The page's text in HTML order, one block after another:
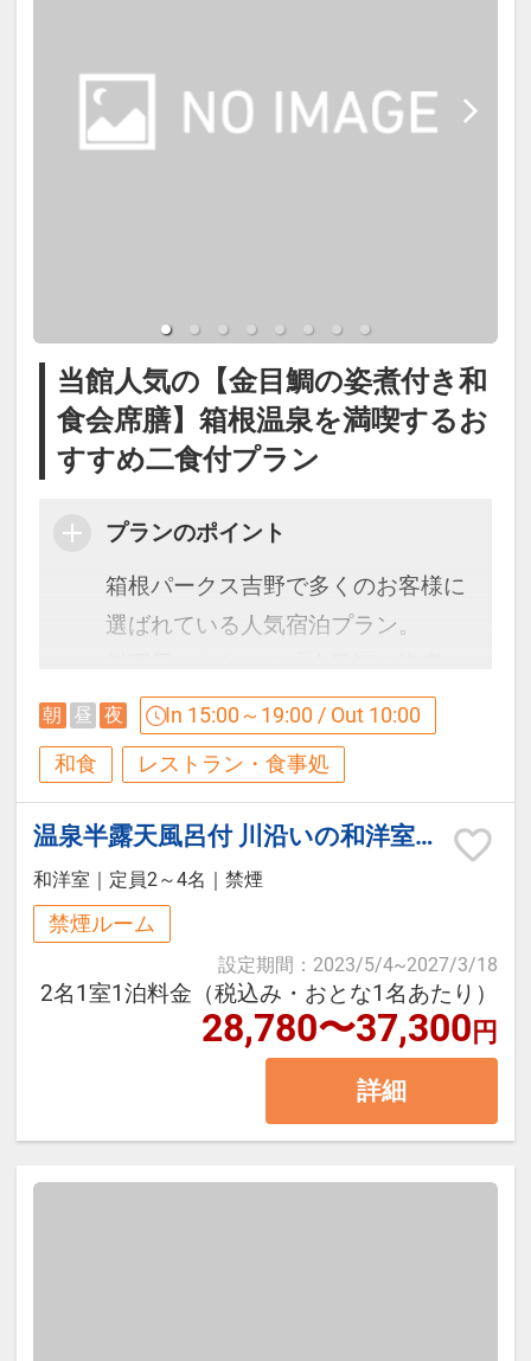
箱根湯本温泉で、季節の味覚と温泉
を楽しむ王道の一泊二食付きステイ
をお楽しみください。
しゃる場合、ご年齢を教えて下さ
い｡2-0歳添寝の方無料につき人数含
めず備考欄に年齢と人数(例:2歳ｘ1
名)をお願いします
【大浴場・展望露天風呂】
湯本1号泉を含む3本の源泉を使用し
展望露天風呂では箱根の自然を感じ
ながら、ご滞在中何度でも温泉をお
楽しみいただけます。
お風呂付き客室をご予約の場合はお
部屋でも同成分の温泉をご利用可能
です。
【貸切露天風呂】
5階SPAゾーン貸切風呂『雲』『星』
利用時間：15:30～22:30（60分/1
回）
料金：3，300円（税込）
※当日フロント受付（事前予約不
可）
┏┏┏ 周辺観光 ┏┏┏
・玉簾の滝（徒歩約3分）
・箱根彫刻の森美術館（車約20分）
・箱根小涌園ユネッサン（車約25
分）
料理長が一品一品丁寧に仕上げる季
節替わりの献立をお楽しみくださ
立。4泊目は初日と同じものとなり
ます。
※仕入れ状況により内容が変わる
場合がございます。
す。
オープンキッチンが自慢のダイニン
グにて
和洋バイキングをご用意しておりま
す。
■営業時間：7:00～9:00（最終入場
【お食事対応について】
ベジタリアン・ハラル・コーシャ
当館人気の【金目鯛の姿煮付き和
食会席膳】箱根温泉を満喫するお
すすめ二食付プラン
プランのポイント
箱根パークス吉野で多くのお客様に
選ばれている人気宿泊プラン。
料理長こだわりの「金目鯛の姿煮」
を添えた和食会席膳をご用意いたし
ます。
ふっくらと炊き上げた金目鯛は、旨
みを引き立てる特製の煮汁で仕上げ
た当館自慢の一品。
ご旅行の夕食を少し贅沢に楽しみた
い方や、初めてご宿泊されるお客様
にもおすすめです。
※本プランの金目鯛は1泊目のみの
ご提供となります。2泊目3泊目は別
朝 昼 夜 In 15:00～19:00 / Out 10:00
和食 レストラン・食事処
温泉半露天風呂付 川沿いの和洋室（檜風呂/トイレ付/禁煙）
和洋室 定員2～4名 禁煙
禁煙ルーム
設定期間 ： 2023/5/4~2027/3/18
2名1室1泊料金（税込み・おとな1名あたり）
28,780〜37,300円
詳細